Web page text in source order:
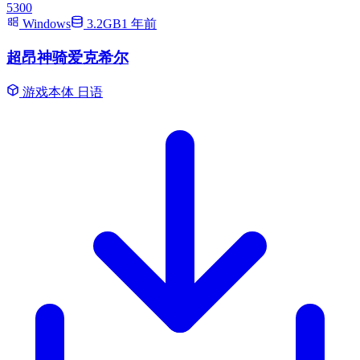
5300
Windows
3.2GB1 年前
超昂神骑爱克希尔
游戏本体 日语